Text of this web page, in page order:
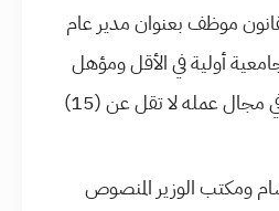
القانون موظف بعنوان مدير عام
أولية في الأقل ومؤهل
تربوي ولديه خدمة في مجال عمله لا تقل عن (15)
ومكتب الوزير المنصوص